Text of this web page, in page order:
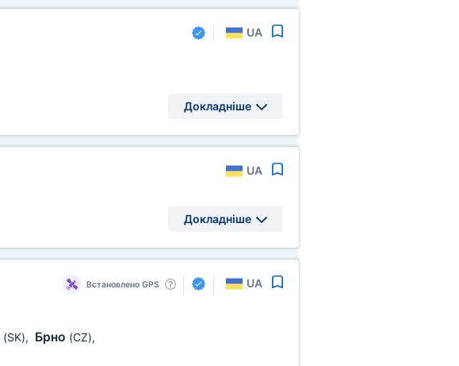
UA
Докладніше
UA
Докладніше
Встановлено GPS UA
(SK), Брно (CZ),